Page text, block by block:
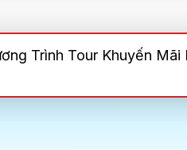
Trình Tour Khuyến Mãi